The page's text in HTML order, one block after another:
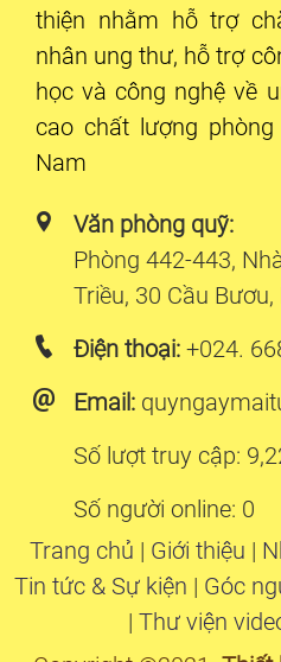
thiện nhằm hỗ trợ
nhân ung thư, hỗ trợ
học và công nghệ về
cao chất lượng
Nam
Văn phòng quỹ:
Phòng 442-443,
Triều, 30 Cầu Bươu,
Điện thoại: +024.
Email:
Số lượt truy cập:
Số người online: 0
Trang chủ | Giới thiệu |
Tin tức & Sự kiện | Góc
| Thư viện